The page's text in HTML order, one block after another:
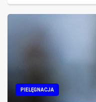
PIELĘGNACJA